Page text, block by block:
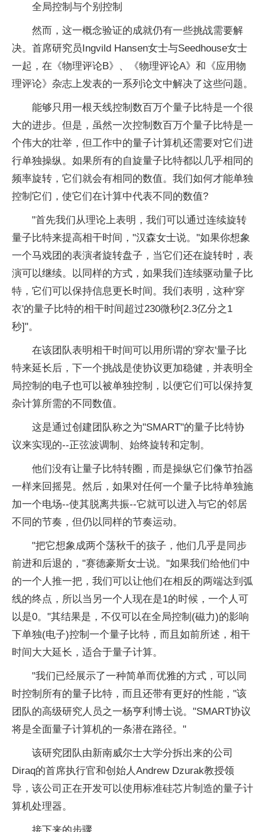
全局控制与个别控制
然而，这一概念验证的成就仍有一些挑战需要解
决。首席研究员Ingvild Hansen女士与Seedhouse女士
一起，在《物理评论B》、《物理评论A》和《应用物
理评论》杂志上发表的一系列论文中解决了这些问题。
能够只用一根天线控制数百万个量子比特是一个很
大的进步。但是，虽然一次控制数百万个量子比特是一
个伟大的壮举，但工作中的量子计算机还需要对它们进
行单独操纵。如果所有的自旋量子比特都以几乎相同的
频率旋转，它们就会有相同的数值。我们如何才能单独
控制它们，使它们在计算中代表不同的数值?
"首先我们从理论上表明，我们可以通过连续旋转
量子比特来提高相干时间，"汉森女士说。"如果你想象
一个马戏团的表演者旋转盘子，当它们还在旋转时，表
演可以继续。以同样的方式，如果我们连续驱动量子比
特，它们可以保持信息更长时间。我们表明，这种'穿
衣'的量子比特的相干时间超过230微秒[2.3亿分之1
秒]"。
在该团队表明相干时间可以用所谓的'穿衣'量子比
特来延长后，下一个挑战是使协议更加稳健，并表明全
局控制的电子也可以被单独控制，以便它们可以保持复
杂计算所需的不同数值。
这是通过创建团队称之为"SMART"的量子比特协
议来实现的--正弦波调制、始终旋转和定制。
他们没有让量子比特转圈，而是操纵它们像节拍器
一样来回摇晃。然后，如果对任何一个量子比特单独施
加一个电场--使其脱离共振--它就可以进入与它的邻居
不同的节奏，但仍以同样的节奏运动。
"把它想象成两个荡秋千的孩子，他们几乎是同步
前进和后退的，"赛德豪斯女士说。"如果我们给他们中
的一个人推一把，我们可以让他们在相反的两端达到弧
线的终点，所以当另一个人现在是1的时候，一个人可
以是0。"其结果是，不仅可以在全局控制(磁力)的影响
下单独(电子)控制一个量子比特，而且如前所述，相干
时间大大延长，适合于量子计算。
"我们已经展示了一种简单而优雅的方式，可以同
时控制所有的量子比特，而且还带有更好的性能，"该
团队的高级研究人员之一杨亨利博士说。"SMART协议
将是全面量子计算机的一条潜在路径。"
该研究团队由新南威尔士大学分拆出来的公司
Diraq的首席执行官和创始人Andrew Dzurak教授领
导，该公司正在开发可以使用标准硅芯片制造的量子计
算机处理器。